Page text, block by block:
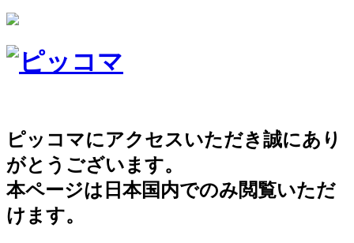
ピッコマにアクセスいただき誠にあり
がとうございます。
本ページは日本国内でのみ閲覧いただ
けます。